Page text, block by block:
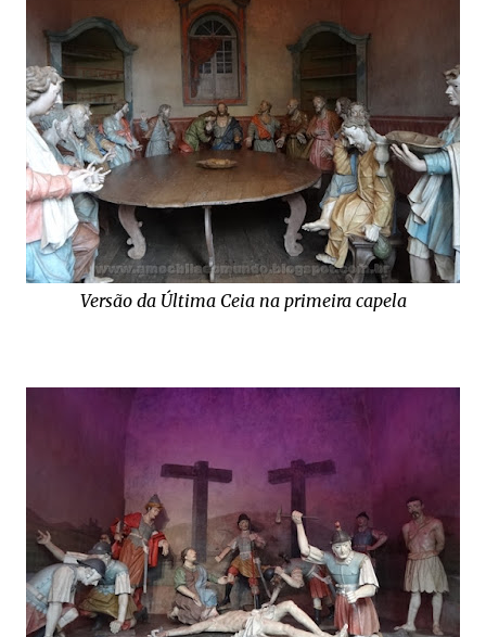
Versão da Última Ceia na primeira capela